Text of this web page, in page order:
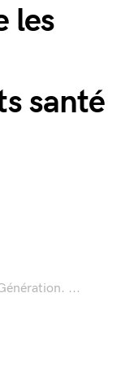
les
santé
...